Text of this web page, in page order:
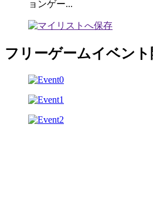
ョンゲー...
フリーゲームイベント